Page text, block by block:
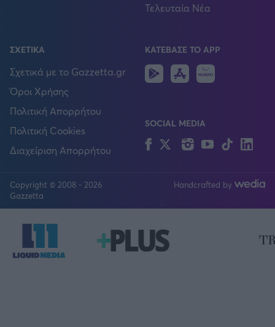
Τελευταία Νέα
ΣΧΕΤΙΚΑ
Σχετικά με το Gazzetta.gr
Όροι Χρήσης
Πολιτική Απορρήτου
Πολιτική Cookies
Διαχείριση Απορρήτου
ΚΑΤΕΒΑΣΕ ΤΟ APP
Android
IOS
SOCIAL MEDIA
FacebookTwitterInstagram
YouTubeTikTok
Copyright © 2008 - 2026
Gazzetta
Handcrafted by